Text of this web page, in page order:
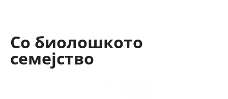
Со биолошкото
семејство